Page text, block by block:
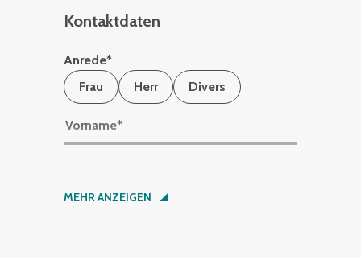
Kontaktdaten
Anrede*
Frau
Herr Divers
Vorname*
Nachname*
MEHR ANZEIGEN